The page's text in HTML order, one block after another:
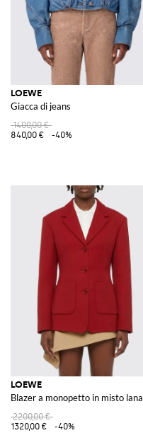
LOEWE
Giacca di jeans
1400,00 €
840,00 €
-40%
LOEWE
Blazer a monopetto in misto lana
2200,00 €
1320,00 €
-40%